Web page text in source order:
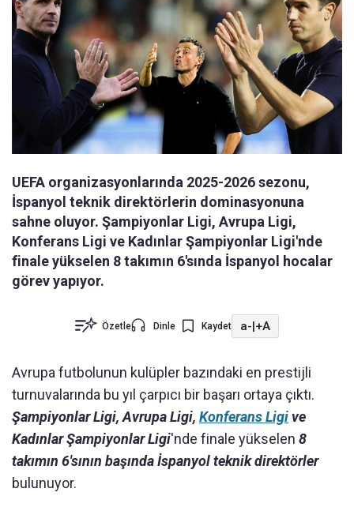
UEFA organizasyonlarında 2025-2026 sezonu,
İspanyol teknik direktörlerin dominasyonuna
sahne oluyor. Şampiyonlar Ligi, Avrupa Ligi,
Konferans Ligi ve Kadınlar Şampiyonlar Ligi'nde
finale yükselen 8 takımın 6'sında İspanyol hocalar
görev yapıyor.
Özetle Dinle Kaydet a-|+A
Avrupa futbolunun kulüpler bazındaki en prestijli
turnuvalarında bu yıl çarpıcı bir başarı ortaya çıktı.
Şampiyonlar Ligi, Avrupa Ligi, Konferans Ligive
Kadınlar Şampiyonlar Ligi'nde finale yükselen 8
takımın 6'sının başında İspanyol teknik direktörler
bulunuyor.